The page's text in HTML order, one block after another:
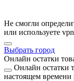
Не смогли
или используете vpn
Выбрать город
Онлайн остатки
Онлайн остатки
настоящем времени